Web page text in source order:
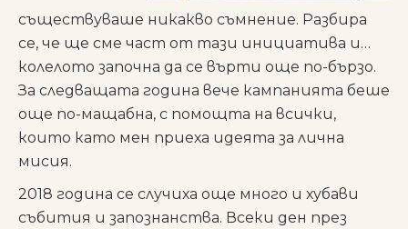
съществуваше никакво съмнение. Разбира
се, че ще сме част от тази инициатива и…
колелото започна да се върти още по-бързо.
За следващата година вече кампанията беше
още по-мащабна, с помощта на всички,
които като мен приеха идеята за лична
мисия.
2018 година се случиха още много и хубави
събития и запознанства. Всеки ден през